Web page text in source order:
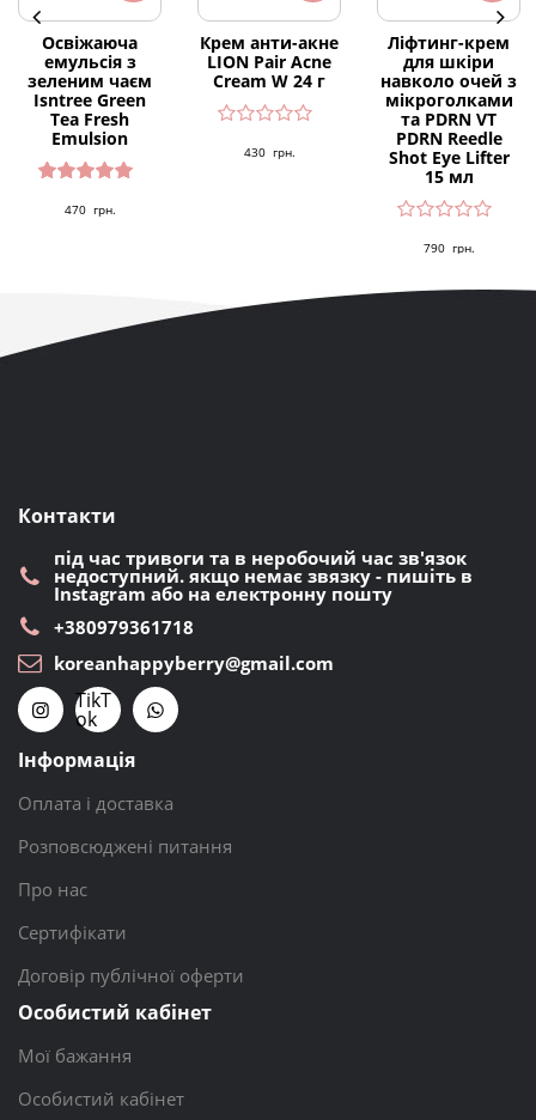
Освіжаюча
емульсія з
зеленим чаєм
Isntree Green
Tea Fresh
Emulsion
5.00з 5
470 грн.
Крем анти-акне
LION Pair Acne
Cream W 24 г
430 грн.
Ліфтинг-крем
для шкіри
навколо очей з
мікроголками
та PDRN VT
PDRN Reedle
Shot Eye Lifter
15 мл
790 грн.
Контакти
під час тривоги та в неробочий час зв'язок
недоступний. якщо немає звязку - пишіть в
Instagram або на електронну пошту
+380979361718
koreanhappyberry@gmail.com
TikT
ok
Інформація
Оплата і доставка
Розповсюджені питання
Про нас
Сертифікати
Договір публічної оферти
Особистий кабінет
Мої бажання
Особистий кабінет